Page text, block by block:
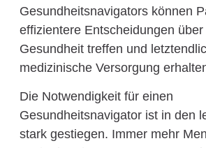
Gesundheitsnavigators können
effizientere Entscheidungen über
Gesundheit treffen und
medizinische Versorgung
Die Notwendigkeit für einen
Gesundheitsnavigator ist in den
stark gestiegen. Immer mehr